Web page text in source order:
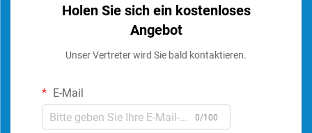
Holen Sie sich ein kostenloses
Angebot
Unser Vertreter wird Sie bald kontaktieren.
E-Mail
0/100